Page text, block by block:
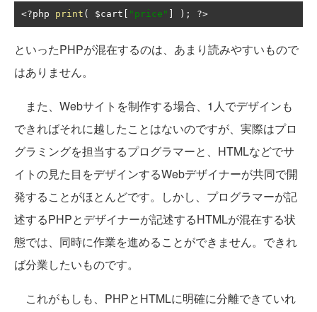
<?php print ( $cart "price" ); ?>
といったPHPが混在するのは、あまり読みやすいもので
はありません。
また、Webサイトを制作する場合、1人でデザインも
できればそれに越したことはないのですが、実際はプロ
グラミングを担当するプログラマーと、HTMLなどでサ
イトの見た目をデザインするWebデザイナーが共同で開
発することがほとんどです。しかし、プログラマーが記
述するPHPとデザイナーが記述するHTMLが混在する状
態では、同時に作業を進めることができません。できれ
ば分業したいものです。
これがもしも、PHPとHTMLに明確に分離できていれ